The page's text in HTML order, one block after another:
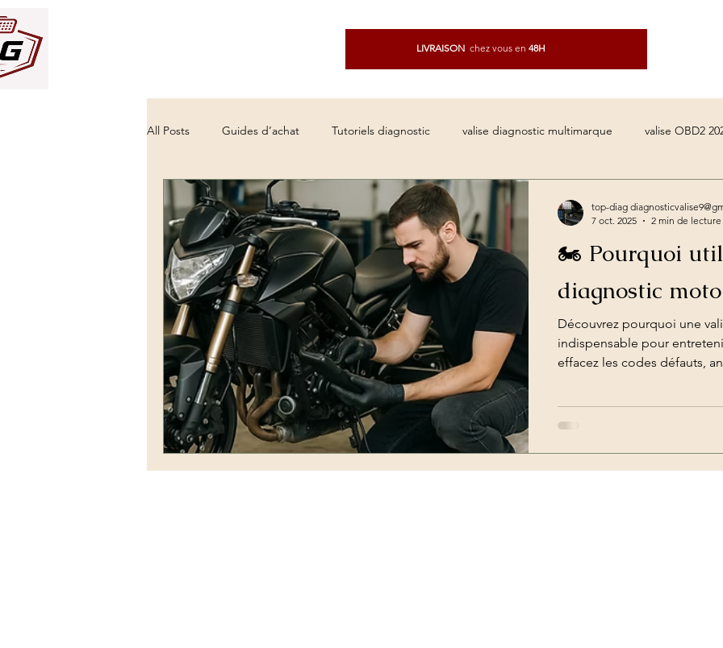
LIVRAISON chez vous en 48H
All Posts Guides d’achat Tutoriels diagnostic valise diagnostic multimarque valise OBD2
meilleur outil diagnostic auto comparatif valise diagnostic
Autel vs Delphi diagnostic valise professionnelle mécanique logiciel reprogrammation moteur
supprimer défaut voyant moteur reset voyant ABS effacer voyant airbag diagnostic
diagnostic voiture pas cher valise Valise diagnostic moto clé voiture, codage clé, valise dia
Optimisation des performances Conseils reprogrammation Reprogrammation moteur «
🏍️ Pourquoi
diagnostic
Découvrez pourquoi une
indispensable pour
effacez les codes défauts,
Top-Diag pour motos.
top-diag
7 oct. 2025
2 min de lecture